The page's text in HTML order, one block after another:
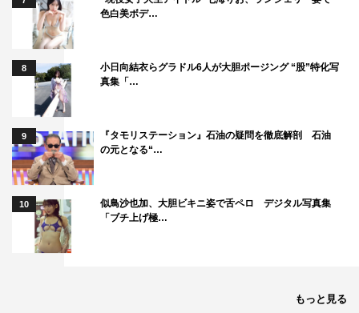
（出演：平手友梨奈、北川景子、アヤカ・ウィルソン、高
嶋政伸、北村有起哉、野間口徹、月川翔監督）
公開直前イベント 学生限定試写会
（出演：平手友梨奈、アヤカ・ウィルソン、板垣瑞生、笠
松将）
初日舞台あいさつ
（出演：平手友梨奈、北川景子、アヤカ・ウィルソン、高
嶋政伸、北村有起哉、板垣瑞生、月川翔監督）
【本編ディスク】
劇場予告編集
色白美ボデ…
8
小日向結衣らグラドル6人が大胆ポージング “股”特化写
真集「…
9
『タモリステーション』石油の疑問を徹底解剖 石油
の元となる“…
10
似鳥沙也加、大胆ビキニ姿で舌ペロ デジタル写真集
「ブチ上げ極…
もっと見る